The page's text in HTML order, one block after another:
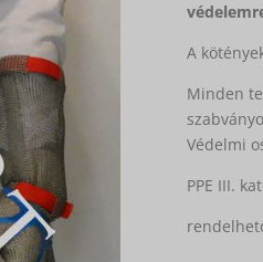
A
Minden
Védelmi
PPE III.